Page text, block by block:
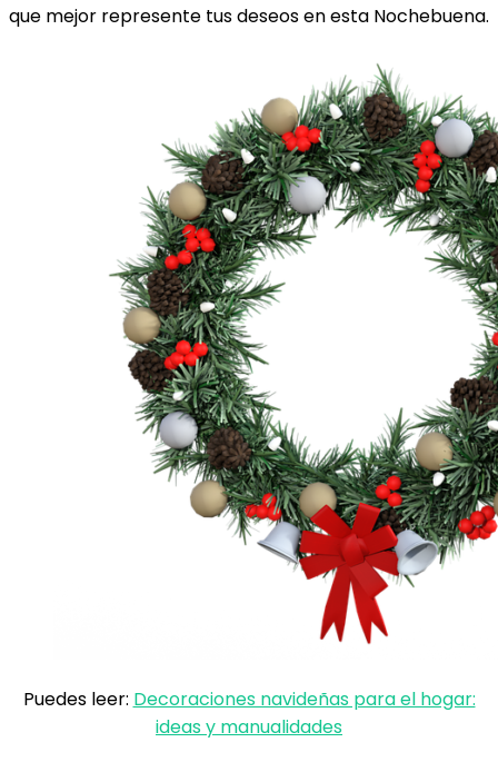
que mejor represente tus deseos en esta Nochebuena.
Puedes leer: Decoraciones navideñas para el hogar:
ideas y manualidades